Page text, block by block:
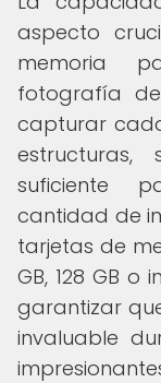
aspecto
memoria
fotografía
capturar
suficiente
cantidad de
tarjetas de
GB, 128 GB o
garantizar
invaluable